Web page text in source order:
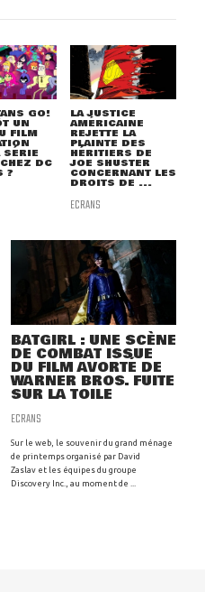
GO!
UN
FILM
SÉRIE
DC
?
LA JUSTICE
AMÉRICAINE
REJETTE LA
PLAINTE DES
HÉRITIERS DE
JOE SHUSTER
CONCERNANT LES
DROITS DE ...
ECRANS
BATGIRL : UNE SCÈNE
DE COMBAT ISSUE
DU FILM AVORTÉ DE
WARNER BROS. FUITE
SUR LA TOILE
ECRANS
Sur le web, le souvenir du grand ménage
de printemps organisé par David
Zaslav et les équipes du groupe
Discovery Inc., au moment de ...